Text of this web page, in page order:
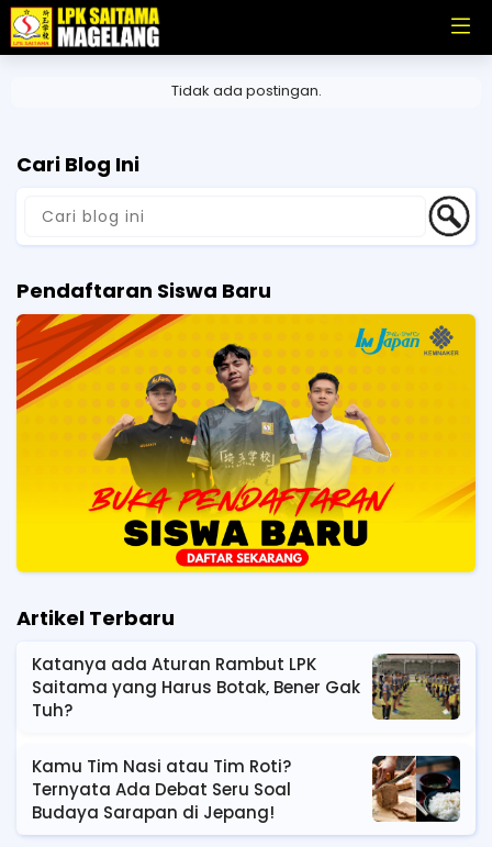
Tidak ada postingan.
Cari Blog Ini
Pendaftaran Siswa Baru
Artikel Terbaru
Katanya ada Aturan Rambut LPK
Saitama yang Harus Botak, Bener Gak
Tuh?
Kamu Tim Nasi atau Tim Roti?
Ternyata Ada Debat Seru Soal
Budaya Sarapan di Jepang!